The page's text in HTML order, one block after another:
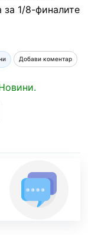
за 1/8-финалите
Добави коментар